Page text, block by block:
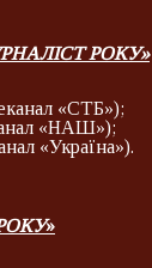
РОКУ»
«СТБ»);
«НАШ»);
«Україна»).
»